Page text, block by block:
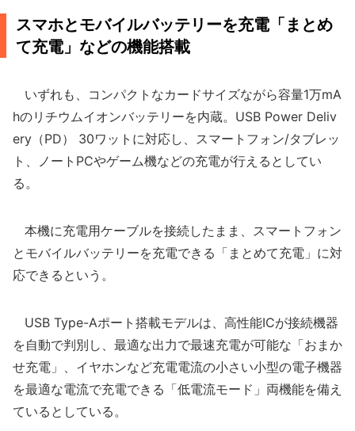
スマホとモバイルバッテリーを充電「まとめ
て充電」などの機能搭載
いずれも、コンパクトなカードサイズながら容量1万mA
hのリチウムイオンバッテリーを内蔵。USB Power Deliv
ery（PD） 30ワットに対応し、スマートフォン/タブレッ
ト、ノートPCやゲーム機などの充電が行えるとしてい
る。
本機に充電用ケーブルを接続したまま、スマートフォン
とモバイルバッテリーを充電できる「まとめて充電」に対
応できるという。
USB Type-Aポート搭載モデルは、高性能ICが接続機器
を自動で判別し、最適な出力で最速充電が可能な「おまか
せ充電」、イヤホンなど充電電流の小さい小型の電子機器
を最適な電流で充電できる「低電流モード」両機能を備え
ているとしている。